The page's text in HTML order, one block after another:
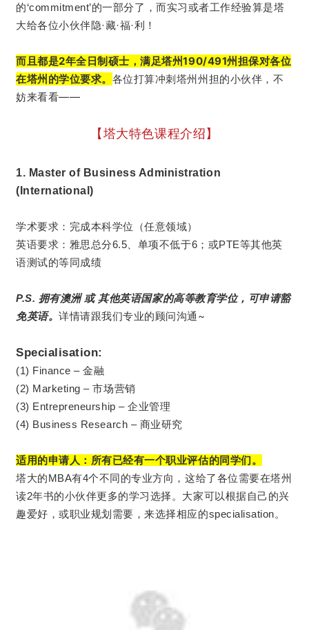
的‘commitment’的一部分了，而实习或者工作经验算是塔
大给各位小伙伴隐·藏·福·利！
而且都是2年全日制硕士，满足塔州190/491州担保对各位
在塔州的学位要求。 各位打算冲刺塔州州担的小伙伴，不
妨来看看——
【塔大特色课程介绍】
1. Master of Business Administration
(International)
学术要求：完成本科学位（任意领域）
英语要求：雅思总分6.5、单项不低于6；或PTE等其他英
语测试的等同成绩
P.S. 拥有澳洲 或 其他英语国家的高等教育学位，可申请豁
免英语。详情请跟我们专业的顾问沟通~
Specialisation:
(1) Finance – 金融
(2) Marketing – 市场营销
(3) Entrepreneurship – 企业管理
(4) Business Research – 商业研究
适用的申请人：所有已经有一个职业评估的同学们。
塔大的MBA有4个不同的专业方向，这给了各位需要在塔州
读2年书的小伙伴更多的学习选择。大家可以根据自己的兴
趣爱好，或职业规划需要，来选择相应的specialisation。